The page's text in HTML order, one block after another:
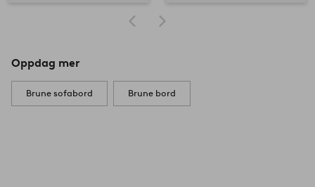
Oppdag mer
Brune sofabord Brune bord